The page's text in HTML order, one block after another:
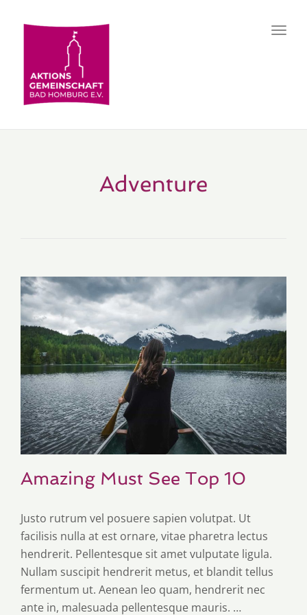
Adventure
Amazing Must See Top 10
Justo rutrum vel posuere sapien volutpat. Ut
facilisis nulla at est ornare, vitae pharetra lectus
hendrerit. Pellentesque sit amet vulputate ligula.
Nullam suscipit hendrerit metus, et blandit tellus
fermentum ut. Aenean leo quam, hendrerit nec
ante in, malesuada pellentesque mauris. …